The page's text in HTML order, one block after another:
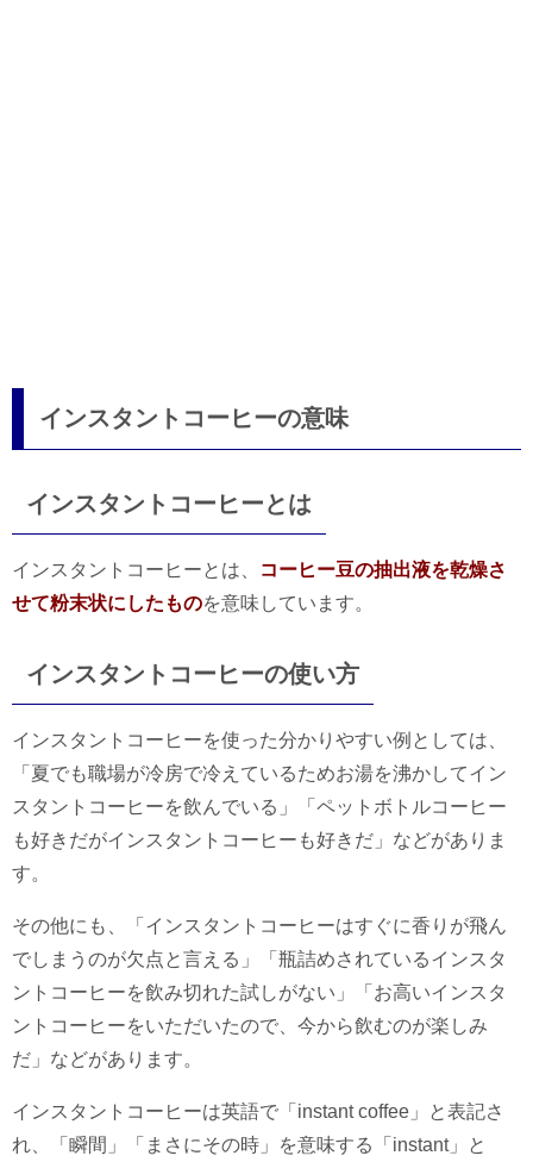
インスタントコーヒーの意味
インスタントコーヒーとは
インスタントコーヒーとは、
コーヒー豆の抽出液を乾燥さ
せて粉末状にしたものを意味しています。
インスタントコーヒーの使い方
インスタントコーヒーを使った分かりやすい例としては、
「夏でも職場が冷房で冷えているためお湯を沸かしてイン
スタントコーヒーを飲んでいる」「ペットボトルコーヒー
も好きだがインスタントコーヒーも好きだ」などがありま
す。
その他にも、「インスタントコーヒーはすぐに香りが飛ん
でしまうのが欠点と言える」「瓶詰めされているインスタ
ントコーヒーを飲み切れた試しがない」「お高いインスタ
ントコーヒーをいただいたので、今から飲むのが楽しみ
だ」などがあります。
インスタントコーヒーは英語で「instant coffee」と表記さ
れ、「瞬間」「まさにその時」を意味する「instant」と